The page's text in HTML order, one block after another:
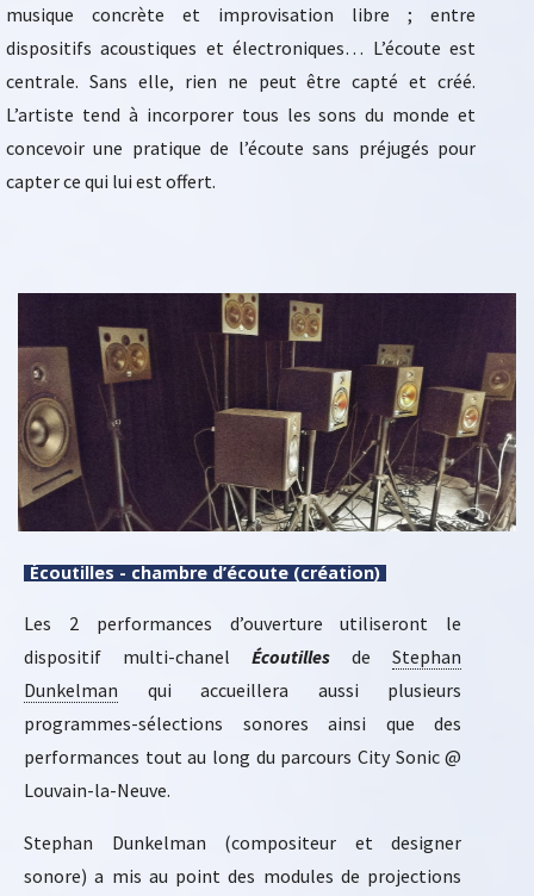
musique concrète et improvisation libre ; entre
dispositifs acoustiques et électroniques… L’écoute est
centrale. Sans elle, rien ne peut être capté et créé.
L’artiste tend à incorporer tous les sons du monde et
concevoir une pratique de l’écoute sans préjugés pour
capter ce qui lui est offert.
Écoutilles - chambre d’écoute (création)
Les 2 performances d’ouverture utiliseront le
dispositif multi-chanelÉcoutilles deStephan
Dunkelman qui accueillera aussi plusieurs
programmes-sélections sonores ainsi que des
performances tout au long du parcours City Sonic @
Louvain-la-Neuve.
Stephan Dunkelman (compositeur et designer
sonore) a mis au point des modules de projections